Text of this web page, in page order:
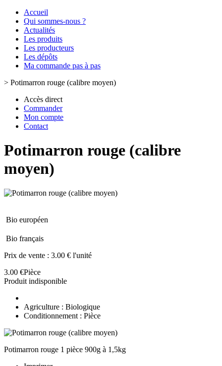
Accueil
Qui sommes-nous ?
Actualités
Les produits
Les producteurs
Les dépôts
Ma commande pas à pas
> Potimarron rouge (calibre moyen)
Accès direct
Commander
Mon compte
Contact
Potimarron rouge (calibre
moyen)
Bio européen
Bio français
Prix de vente : 3.00 € l'unité
3.00 €Pièce
Produit indisponible
Agriculture : Biologique
Conditionnement : Pièce
Potimarron rouge 1 pièce 900g à 1,5kg